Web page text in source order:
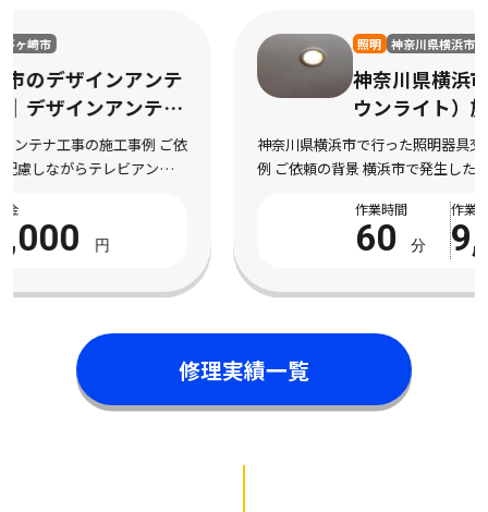
神奈川県横浜市の照明器具交換（ダ
ウンライト）施工事例｜照明器具交
換（ダウンライト）作業
神奈川県横浜市で行った照明器具交換（ダウンライト）の施工事
例 ご依頼の背景 横浜市で発生した既存照明の劣化や不点灯によ
り、既存照明の劣化や不点灯により交換を希望さ […]
修理実績一覧